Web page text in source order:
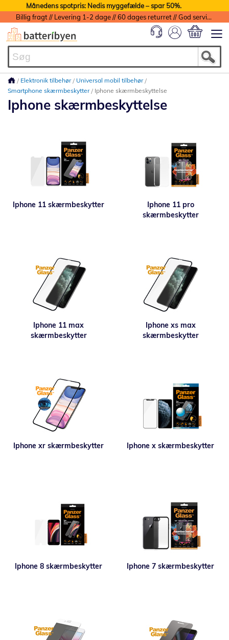
Månedens spotpris: Nedis myggefælde – spar 50%.
Billig fragt // Levering 1-2 dage // 60 dages returret // God service med garanti
Elektronik tilbehør
Universal mobil tilbehør
Smartphone skærmbeskytter
Iphone skærmbeskyttelse
Iphone skærmbeskyttelse
Iphone 11 skærmbeskytter
Iphone 11 pro
skærmbeskytter
Iphone 11 max
skærmbeskytter
Iphone xs max
skærmbeskytter
Iphone xr skærmbeskytter Iphone x skærmbeskytter
Iphone 8 skærmbeskytter Iphone 7 skærmbeskytter